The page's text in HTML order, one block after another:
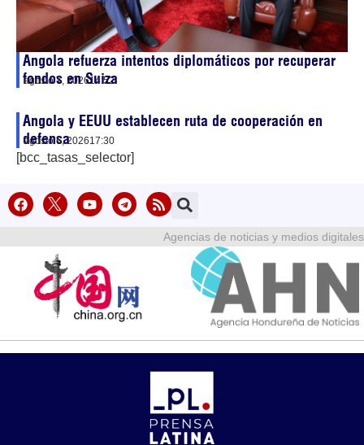
Angola refuerza intentos diplomáticos por recuperar
fondos en Suiza
agosto 7, 202614:52
Angola y EEUU establecen ruta de cooperación en
defensa
agosto 6, 202617:30
[bcc_tasas_selector]
Agencias de noticias y medios digitales